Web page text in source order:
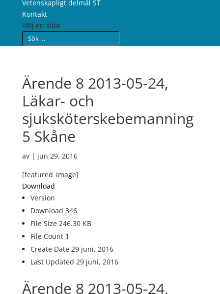
Vetenskapligt delmål ST
Kontakt
Välj en sida
Ärende 8 2013-05-24,
Läkar- och
sjuksköterskebemanning
5 Skåne
av | jun 29, 2016
[featured_image]
Download
Version
Download 346
File Size 246.30 KB
File Count 1
Create Date 29 juni, 2016
Last Updated 29 juni, 2016
Ärende 8 2013-05-24,